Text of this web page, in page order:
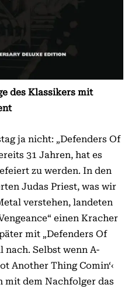
des Klassikers mit
ja nicht: „Defenders Of
31 Jahren, hat es
zu werden. In den
Judas Priest, was wir
verstehen, landeten
einen Kracher
mit „Defenders Of
nach. Selbst wenn A-
Another Thing Comin‘‹
mit dem Nachfolger das